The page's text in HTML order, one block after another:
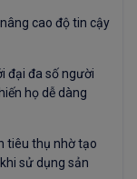
cao độ tin cậy
đại đa số người
họ dễ dàng
tiêu thụ nhờ tạo
sử dụng sản